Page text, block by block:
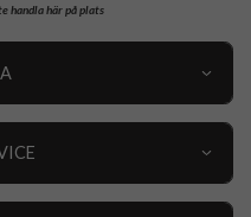
handla här på plats